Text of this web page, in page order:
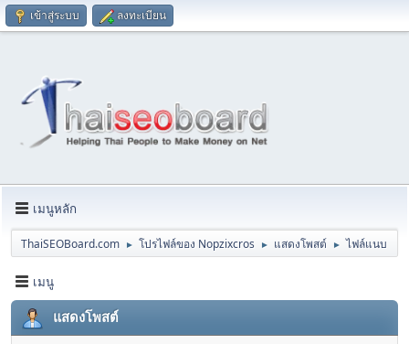
เข้าสู่ระบบ ลงทะเบียน
เมนูหลัก
ThaiSEOBoard.com ► โปรไฟล์ของ Nopzixcros ► แสดงโพสต์ ► ไฟล์แนบ
เมนู
แสดงโพสต์